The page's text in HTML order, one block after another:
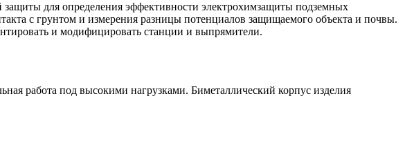
для определения эффективности электрохимзащиты подземных
с грунтом и измерения разницы потенциалов защищаемого объекта и почвы.
и модифицировать станции и выпрямители.
работа под высокими нагрузками. Биметаллический корпус изделия